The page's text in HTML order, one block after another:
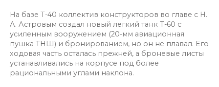
На базе Т-40 коллектив конструкторов во главе с Н.
А. Астровым создал новый легкий танк Т-60 с
усиленным вооружением (20-мм авиационная
пушка ТНШ) и бронированием, но он не плавал. Его
ходовая часть осталась прежней, а броневые листы
устанавливались на корпусе под более
рациональными углами наклона.